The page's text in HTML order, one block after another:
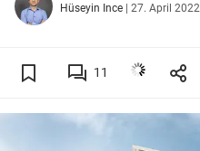
Hüseyin Ince | 27. April
11